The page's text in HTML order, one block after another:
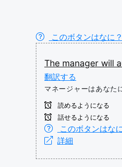
このボタンはなに？
The manager will
翻訳する
マネージャーはあなた
読めるようになる
話せるようになる
このボタンはな
詳細